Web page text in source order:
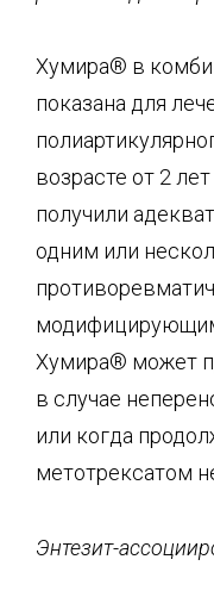
Хумира® в
показана для
возрасте от 2
получили
одним или
Хумира® может
в случае
или когда
метотрексатом
Энтезит-